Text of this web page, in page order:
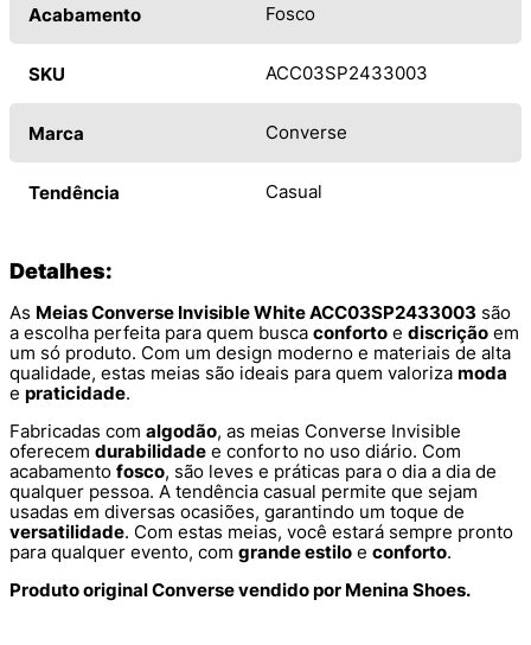
Acabamento Fosco
SKU ACC03SP2433003
Marca Converse
Tendência Casual
Detalhes:
As Meias Converse Invisible White ACC03SP2433003 são
a escolha perfeita para quem busca conforto e discrição em
um só produto. Com um design moderno e materiais de alta
qualidade, estas meias são ideais para quem valoriza moda
e praticidade.
Fabricadas com algodão, as meias Converse Invisible
oferecem durabilidade e conforto no uso diário. Com
acabamento fosco, são leves e práticas para o dia a dia de
qualquer pessoa. A tendência casual permite que sejam
usadas em diversas ocasiões, garantindo um toque de
versatilidade. Com estas meias, você estará sempre pronto
para qualquer evento, com grande estilo e conforto.
Produto original Converse vendido por Menina Shoes.